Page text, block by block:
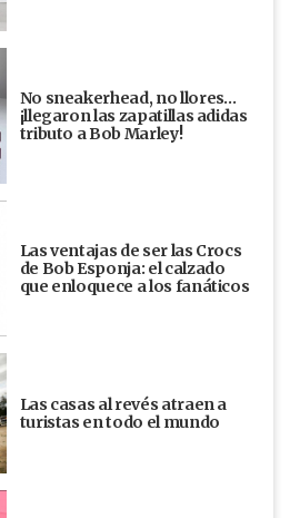
No sneakerhead, no llores…
¡llegaron las zapatillas adidas
tributo a Bob Marley!
Las ventajas de ser las Crocs
de Bob Esponja: el calzado
que enloquece a los fanáticos
Las casas al revés atraen a
turistas en todo el mundo